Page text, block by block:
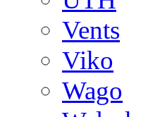
Vents
Viko
Wago